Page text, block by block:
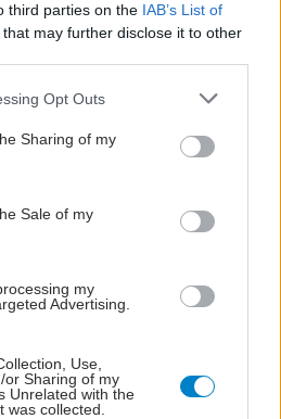
third parties on the IAB’s List of
that may further disclose it to other
app uses one or more Google
behaviour. You may click to
and its third-party tags to
purposes in below Google
Opt Outs
Sharing of my
Sale of my
my
Advertising.
Use,
or Sharing of my
Unrelated with the
was collected.